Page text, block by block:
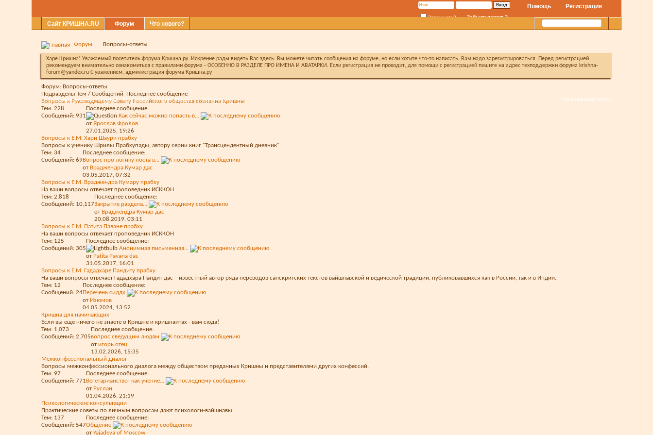
Регистрация
Помощь
Запомнить? Забыли пароль?
Сайт КРИШНА.RU Форум
Сообщения за день Справка Календарь Опции форума Навигация
Что нового?
Расширенный поиск
Форум Вопросы-ответы
Харе Кришна! Уважаемый посетитель форума Кришна.ру. Искренне рады видеть Вас здесь. Вы можете читать сообщения на форуме, но если хотите что-то написать, Вам надо зарегистрироваться. Перед регистрацией
рекомендуем внимательно ознакомиться с правилами форума - ОСОБЕННО В РАЗДЕЛЕ ПРО ИМЕНА И АВАТАРКИ. Если регистрация не проходит, для помощи с регистрацией пишите на адрес техподдержки форума krishna-
forum@yandex.ru С уважением, администрация форума Кришна.ру
Форум: Вопросы-ответы
Подразделы Тем / Сообщений Последнее сообщение
Вопросы к Руководящему Совету Российского общества сознания Кришны
Тем: 228
Сообщений: 931
Последнее сообщение:
Как сейчас можно попасть в...
от Ярослав Фролов
27.01.2025, 19:26
Вопросы к Е.М. Хари Шаури прабху
Вопросы к ученику Шрилы Прабхупады, автору серии книг "Трансцендентный дневник"
Тем: 34
Сообщений: 69
Последнее сообщение:
Вопрос про логику поста в...
от Враджендра Кумар дас
03.05.2017, 07:32
Вопросы к Е.М. Враджендра Кумару прабху
На ваши вопросы отвечает проповедник ИСККОН
Тем: 2,818
Сообщений: 10,117
Последнее сообщение:
Закрытие раздела...
от Враджендра Кумар дас
20.08.2019, 03:11
Вопросы к Е.М. Патита Паване прабху
На ваши вопросы отвечает проповедник ИСККОН
Тем: 125
Сообщений: 305
Последнее сообщение:
Анонимная письменная...
от Patita Pavana das
31.05.2017, 16:01
Вопросы к Е.М. Гададхаре Пандиту прабху
На ваши вопросы отвечает Гададхара Пандит дас – известный автор ряда переводов санскритских текстов вайшнавской и ведической традиции, публиковавшихся как в России, так и в Индии.
Тем: 12
Сообщений: 24
Последнее сообщение:
Перечень сиддх
от Изюмов
04.05.2024, 13:52
Кришна для начинающих
Если вы еще ничего не знаете о Кришне и кришнаитах - вам сюда!
Тем: 1,073
Сообщений: 2,705
Последнее сообщение:
вопрос сведущим людям
от игорь отец
13.02.2026, 15:35
Межконфессиональный диалог
Вопросы межконфессионального диалога между обществом преданных Кришны и представителями других конфессий.
Тем: 97
Сообщений: 771
Последнее сообщение:
Вегетарианство- как учение...
от Руслан
01.04.2026, 21:19
Психологические консультации
Практические советы по личным вопросам дают психологи-вайшнавы.
Тем: 137
Сообщений: 547
Последнее сообщение:
Общение
от Yajadeva of Moscow